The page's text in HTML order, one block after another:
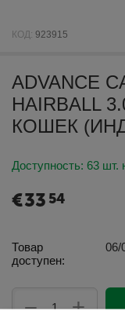
КОД: 923915
ADVANCE
HAIRBALL
КОШЕК
Доступность: 63 шт.
€33 54
Товар
доступен:
06/
+
−